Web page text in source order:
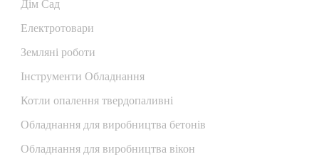
Дім Сад
Електротовари
Земляні роботи
Інструменти Обладнання
Котли опалення твердопаливні
Обладнання для виробництва бетонів
Обладнання для виробництва вікон